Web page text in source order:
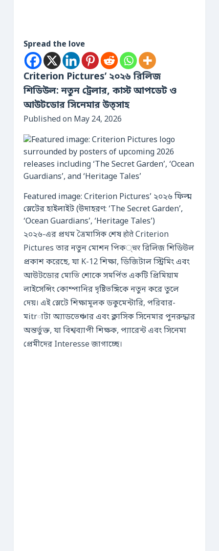
Spread the love
Criterion Pictures’ ২০২৬ রিলিজ
শিডিউল: নতুন ট্রেলার, কাস্ট আপডেট ও
আউটডোর সিনেমার উত্সাহ
Published on May 24, 2026
Featured image: Criterion Pictures’ ২০২৬ ফিল্ম
স্লেটের হাইলাইট (উদাহরণ: ‘The Secret Garden’,
‘Ocean Guardians’, ‘Heritage Tales’)
২০২৬-এর প্রথম ত্রৈমাসিক শেষ होते Criterion
Pictures তার নতুন মোশন পিক्चर রিলিজ শিডিউল
প্রকাশ করেছে, যা K-12 শিক্ষা, ডিজিটাল স্ট্রিমিং এবং
আউটডোর মোভি শোকে সমর্পিত একটি প্রিমিয়াম
লাইসেন্সিং কোম্পানির দৃষ্টিভঙ্গিকে নতুন করে তুলে
দেয়। এই স্লেটে শিক্ষামূলক ডকুমেন্টারি, পরিবার-
মitrাটা অ্যাডভেঞ্চার এবং ক্লাসিক সিনেমার পুনরুদ্ধার
অন্তর্ভুক্ত, যা বিশ্বব্যাপী শিক্ষক, প্যারেন্ট এবং সিনেমা
প্রেমীদের Interesse জাগাচ্ছে।